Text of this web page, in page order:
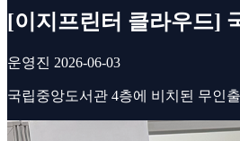
[이지프린터 클라우드]
운영진 2026-06-03
국립중앙도서관 4층에 비치된 무인